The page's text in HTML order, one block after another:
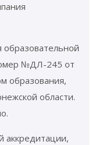
образовательной
№ДЛ-245 от
образования,
области.
аккредитации,